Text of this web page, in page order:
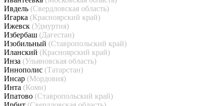
Ивдель (Свердловская область)
Игарка (Красноярский край)
Ижевск (Удмуртия)
Избербаш (Дагестан)
Изобильный (Ставропольский край)
Иланский (Красноярский край)
Инза (Ульяновская область)
Иннополис (Татарстан)
Инсар (Мордовия)
Инта (Коми)
Ипатово (Ставропольский край)